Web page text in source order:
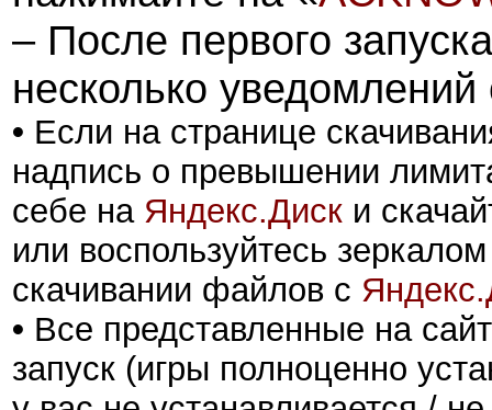
– После первого
несколько
• Если на странице
надпись о превышении
себе на Яндекс.Диск и
или воспользуйтесь
скачивании файлов с
• Все представленные на
запуск (игры полноценно